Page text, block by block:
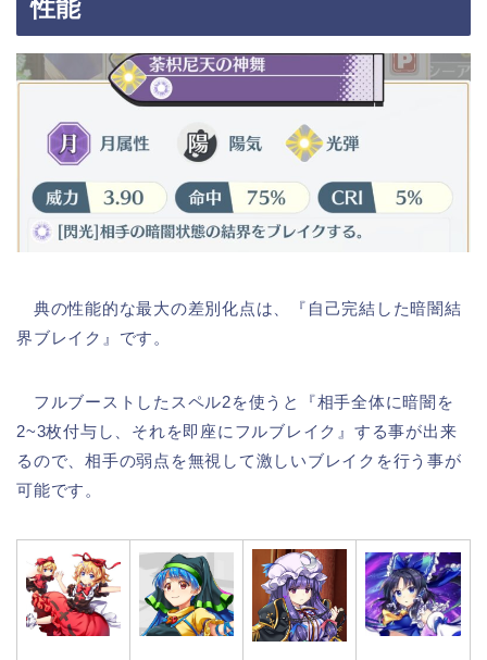
性能
典の性能的な最大の差別化点は、『自己完結した暗闇結
界ブレイク』です。
フルブーストしたスペル2を使うと『相手全体に暗闇を
2~3枚付与し、それを即座にフルブレイク』する事が出来
るので、相手の弱点を無視して激しいブレイクを行う事が
可能です。